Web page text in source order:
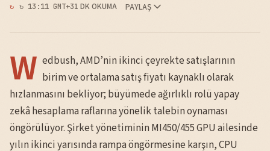
↻ 13:11 GMT+31 DK OKUMA PAYLAŞ
W edbush, AMD’nin ikinci çeyrekte satışlarının
birim ve ortalama satış fiyatı kaynaklı olarak
hızlanmasını bekliyor; büyümede ağırlıklı rolü yapay
zekâ hesaplama raflarına yönelik talebin oynaması
öngörülüyor. Şirket yönetiminin MI450/455 GPU ailesinde
yılın ikinci yarısında rampa öngörmesine karşın, CPU